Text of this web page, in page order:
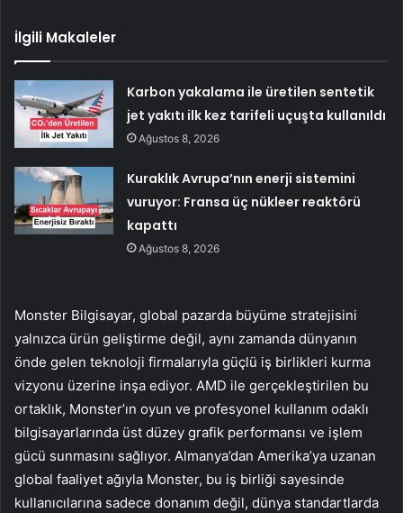
İlgili Makaleler
Karbon yakalama ile üretilen sentetik
jet yakıtı ilk kez tarifeli uçuşta kullanıldı
Ağustos 8, 2026
Kuraklık Avrupa’nın enerji sistemini
vuruyor: Fransa üç nükleer reaktörü
kapattı
Ağustos 8, 2026
Monster Bilgisayar, global pazarda büyüme stratejisini
yalnızca ürün geliştirme değil, aynı zamanda dünyanın
önde gelen teknoloji firmalarıyla güçlü iş birlikleri kurma
vizyonu üzerine inşa ediyor. AMD ile gerçekleştirilen bu
ortaklık, Monster’ın oyun ve profesyonel kullanım odaklı
bilgisayarlarında üst düzey grafik performansı ve işlem
gücü sunmasını sağlıyor. Almanya’dan Amerika’ya uzanan
global faaliyet ağıyla Monster, bu iş birliği sayesinde
kullanıcılarına sadece donanım değil, dünya standartlarda